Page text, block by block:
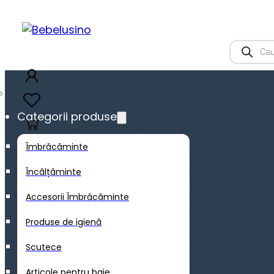
search
0
Categorii produse
Îmbrăcăminte
Încălțăminte
Accesorii Îmbrăcăminte
Produse de igienă
Scutece